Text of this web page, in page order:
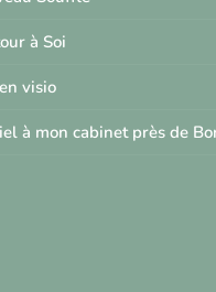
à Soi
visio
à mon cabinet près de